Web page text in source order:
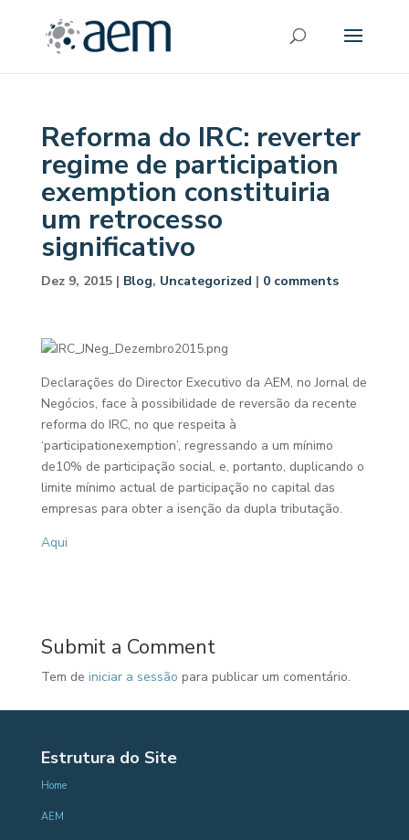
Reforma do IRC: reverter
regime de participation
exemption constituiria
um retrocesso
significativo
Dez 9, 2015| Blog, Uncategorized | 0 comments
Declarações do Director Executivo da AEM, no Jornal de
Negócios, face à possibilidade de reversão da recente
reforma do IRC, no que respeita à
‘participationexemption’, regressando a um mínimo
de10% de participação social, e, portanto, duplicando o
limite mínimo actual de participação no capital das
empresas para obter a isenção da dupla tributação.
Aqui
Submit a Comment
Tem de iniciar a sessão para publicar um comentário.
Estrutura do Site
Home
AEM